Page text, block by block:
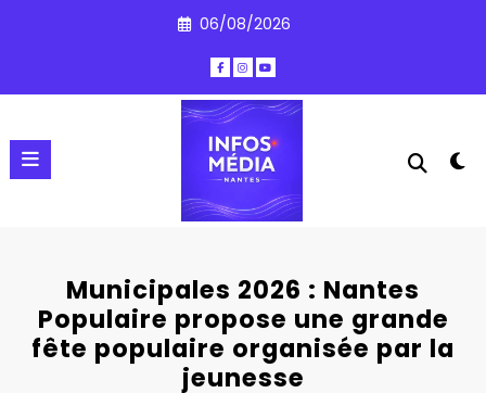
06/08/2026
Municipales 2026 : Nantes
Populaire propose une grande
fête populaire organisée par la
jeunesse